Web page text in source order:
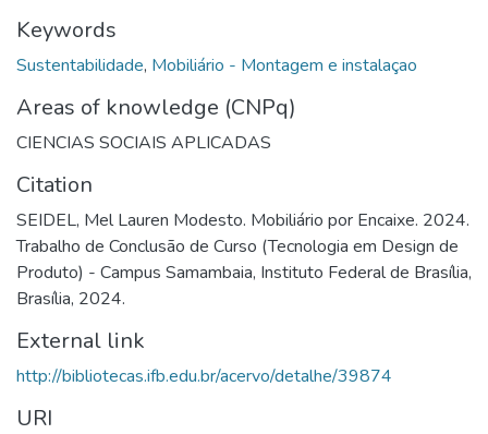
Keywords
Sustentabilidade, Mobiliário - Montagem e instalaçao
Areas of knowledge (CNPq)
CIENCIAS SOCIAIS APLICADAS
Citation
SEIDEL, Mel Lauren Modesto. Mobiliário por Encaixe. 2024.
Trabalho de Conclusão de Curso (Tecnologia em Design de
Produto) - Campus Samambaia, Instituto Federal de Brasília,
Brasília, 2024.
External link
http://bibliotecas.ifb.edu.br/acervo/detalhe/39874
URI